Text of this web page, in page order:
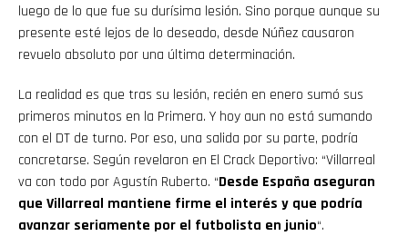
luego de lo que fue su durísima lesión. Sino porque aunque su
presente esté lejos de lo deseado, desde Núñez causaron
revuelo absoluto por una última determinación.
La realidad es que tras su lesión, recién en enero sumó sus
primeros minutos en la Primera. Y hoy aun no está sumando
con el DT de turno. Por eso, una salida por su parte, podría
concretarse. Según revelaron en El Crack Deportivo: “Villarreal
va con todo por Agustín Ruberto. “Desde España aseguran
que Villarreal mantiene firme el interés y que podría
avanzar seriamente por el futbolista en junio“.